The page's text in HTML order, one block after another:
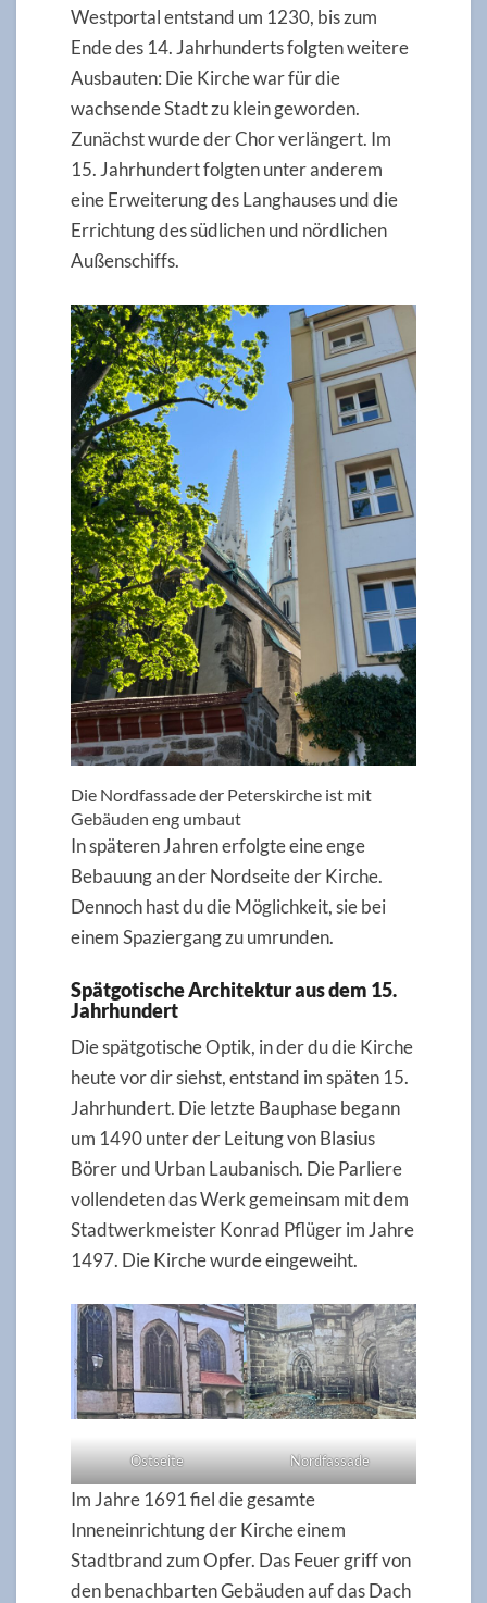
Westportal entstand um 1230, bis zum
Ende des 14. Jahrhunderts folgten weitere
Ausbauten: Die Kirche war für die
wachsende Stadt zu klein geworden.
Zunächst wurde der Chor verlängert. Im
15. Jahrhundert folgten unter anderem
eine Erweiterung des Langhauses und die
Errichtung des südlichen und nördlichen
Außenschiffs.
Die Nordfassade der Peterskirche ist mit
Gebäuden eng umbaut
In späteren Jahren erfolgte eine enge
Bebauung an der Nordseite der Kirche.
Dennoch hast du die Möglichkeit, sie bei
einem Spaziergang zu umrunden.
Spätgotische Architektur aus dem 15.
Jahrhundert
Die spätgotische Optik, in der du die Kirche
heute vor dir siehst, entstand im späten 15.
Jahrhundert. Die letzte Bauphase begann
um 1490 unter der Leitung von Blasius
Börer und Urban Laubanisch. Die Parliere
vollendeten das Werk gemeinsam mit dem
Stadtwerkmeister Konrad Pflüger im Jahre
1497. Die Kirche wurde eingeweiht.
Ostseite Nordfassade
Im Jahre 1691 fiel die gesamte
Inneneinrichtung der Kirche einem
Stadtbrand zum Opfer. Das Feuer griff von
den benachbarten Gebäuden auf das Dach